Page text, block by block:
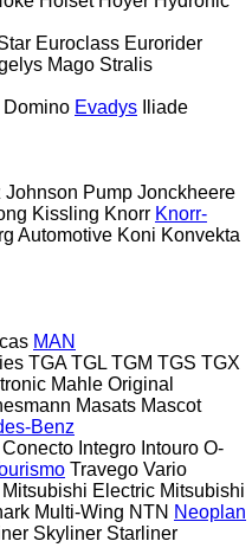
Euroclass Eurorider
Mago Stralis
Domino Evadys
Iliade
Johnson Pump Jonckheere
Kissling Knorr Knorr-
Automotive Koni Konvekta
MAN
TGA TGL TGM TGS TGX
Mahle Original
Masats Mascot
Benz
Conecto Integro Intouro O-
Travego Vario
Mitsubishi Electric Mitsubishi
Multi-Wing NTN Neoplan
Skyliner Starliner